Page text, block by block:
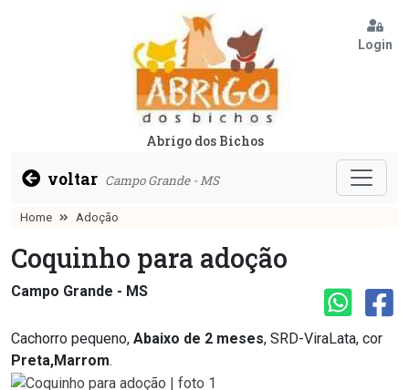
Login
Abrigo dos Bichos
voltar Campo Grande - MS
Home Adoção
Coquinho para adoção
Campo Grande - MS
Cachorro pequeno, Abaixo de 2 meses, SRD-ViraLata, cor
Preta,Marrom.